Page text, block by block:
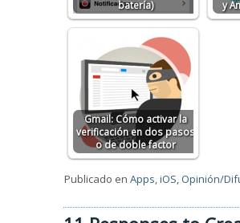
batería)
y
Gmail: Cómo activar la
verificación en dos pasos
o de doble factor
Publicado en Apps,iOS, Opinión/